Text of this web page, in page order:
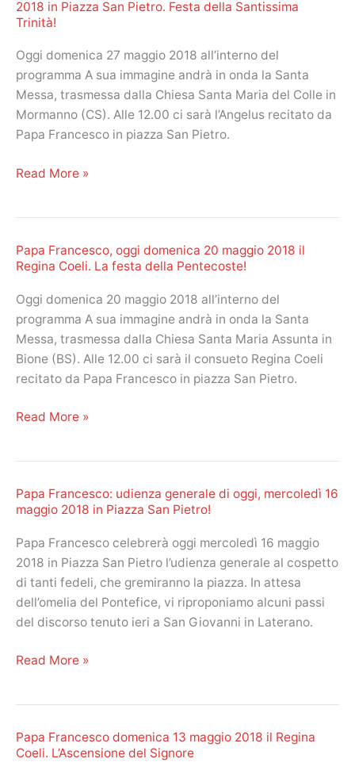
oggi
mercoledì
30
maggio
2018
in
Piazza
Pietro!
2018 in Piazza San Pietro. Festa della Santissima
Trinità!
Oggi domenica 27 maggio 2018 all’interno del
programma A sua immagine andrà in onda la Santa
Messa, trasmessa dalla Chiesa Santa Maria del Colle in
Mormanno (CS). Alle 12.00 ci sarà l’Angelus recitato da
Papa Francesco in piazza San Pietro.
Papa
oggi
domenica
27
maggio
2018
in
Piazza
Pietro.
Trinità!
Read More »
Papa Francesco, oggi domenica 20 maggio 2018 il
Regina Coeli. La festa della Pentecoste!
Oggi domenica 20 maggio 2018 all’interno del
programma A sua immagine andrà in onda la Santa
Messa, trasmessa dalla Chiesa Santa Maria Assunta in
Bione (BS). Alle 12.00 ci sarà il consueto Regina Coeli
recitato da Papa Francesco in piazza San Pietro.
Papa
20
maggio
2018
il
Regina
Coeli.
La
della
Read More »
Papa Francesco: udienza generale di oggi, mercoledì 16
maggio 2018 in Piazza San Pietro!
Papa Francesco celebrerà oggi mercoledì 16 maggio
2018 in Piazza San Pietro l’udienza generale al cospetto
di tanti fedeli, che gremiranno la piazza. In attesa
dell’omelia del Pontefice, vi riproponiamo alcuni passi
del discorso tenuto ieri a San Giovanni in Laterano.
Papa
di
oggi,
Read More »
Papa Francesco domenica 13 maggio 2018 il Regina
Coeli. L’Ascensione del Signore